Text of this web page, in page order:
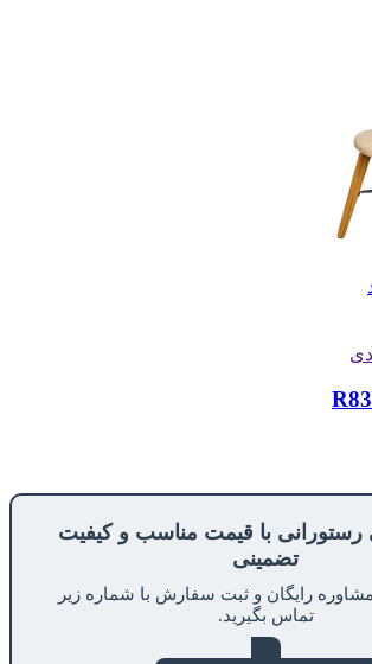
رستورانی با قیمت مناسب و کیفیت
تضمینی
رایگان و ثبت سفارش با شماره زیر
تماس بگیرید.